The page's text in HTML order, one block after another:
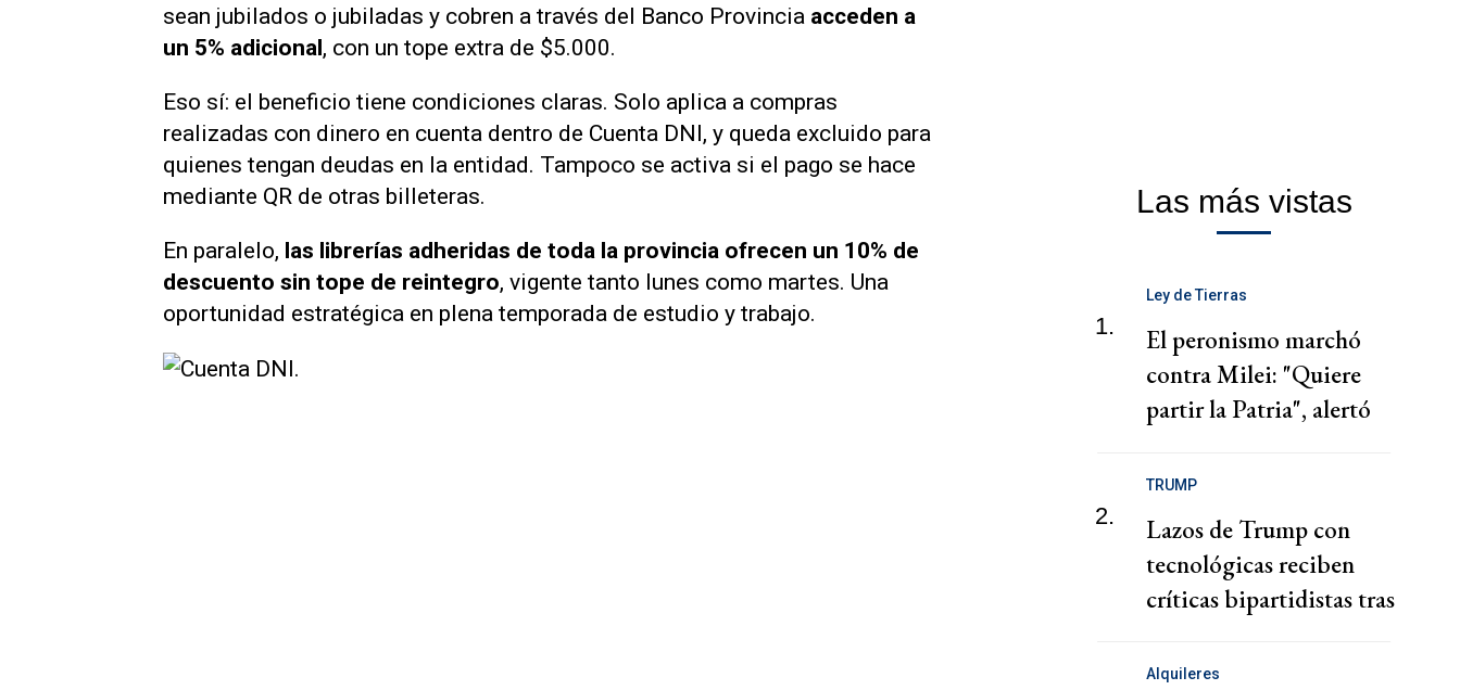
sean jubilados o jubiladas y cobren a través del Banco Provincia acceden a
un 5% adicional, con un tope extra de $5.000.
Eso sí: el beneficio tiene condiciones claras. Solo aplica a compras
realizadas con dinero en cuenta dentro de Cuenta DNI, y queda excluido para
quienes tengan deudas en la entidad. Tampoco se activa si el pago se hace
mediante QR de otras billeteras.
En paralelo, las librerías adheridas de toda la provincia ofrecen un 10% de
descuento sin tope de reintegro, vigente tanto lunes como martes. Una
oportunidad estratégica en plena temporada de estudio y trabajo.
Las más vistas
1.
Ley de Tierras
El peronismo marchó
contra Milei: "Quiere
partir la Patria", alertó
2.
TRUMP
Lazos de Trump con
tecnológicas reciben
críticas bipartidistas tras
IA
Alquileres